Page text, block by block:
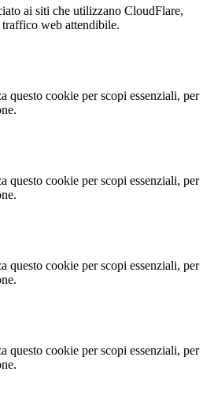
ai siti che utilizzano CloudFlare,
web attendibile.
questo cookie per scopi essenziali, per
questo cookie per scopi essenziali, per
questo cookie per scopi essenziali, per
questo cookie per scopi essenziali, per